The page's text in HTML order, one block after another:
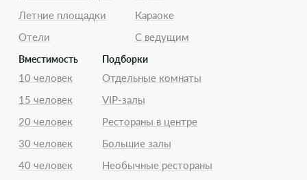
Летние площадки
Отели
Караоке
С ведущим
Вместимость
10 человек
15 человек
20 человек
30 человек
40 человек
Подборки
Отдельные комнаты
VIP-залы
Рестораны в центре
Большие залы
Необычные рестораны